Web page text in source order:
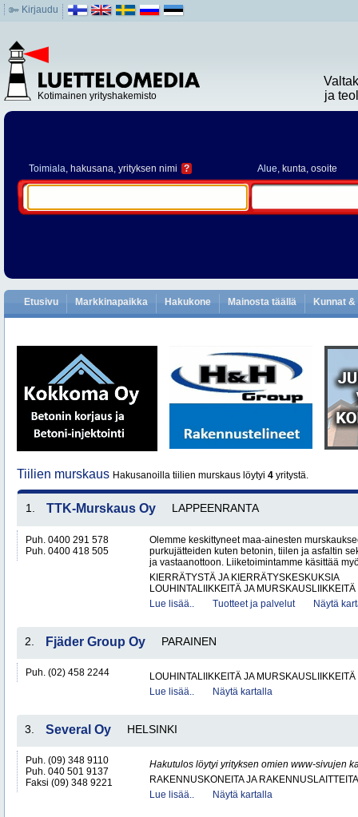
Kirjaudu
Kotimainen yrityshakemisto
ja
Toimiala, hakusana, yrityksen nimi ? Alue, kunta, osoite
Etusivu Markkinapaikka Hakukone Mainosta täällä Kunnat
Tiilien murskaus Hakusanoilla tiilien murskaus löytyi 4 yritystä.
1. TTK-Murskaus Oy LAPPEENRANTA
Puh. 0400 291 578
Puh. 0400 418 505
Olemme keskittyneet maa-ainesten
purkujätteiden kuten betonin, tiilen ja asfaltin
ja vastaanottoon. Liiketoimintamme käsittää
KIERRÄTYSTÄ JA KIERRÄTYSKESKUKSIA
LOUHINTALIIKKEITÄ JA MURSKAUSLIIKKEITÄ
Lue lisää..
Tuotteet ja palvelut Näytä
2. Fjäder Group Oy PARAINEN
Puh. (02) 458 2244
LOUHINTALIIKKEITÄ JA MURSKAUSLIIKKEITÄ
Lue lisää..
Näytä kartalla
3. Several Oy HELSINKI
Puh. (09) 348 9110
Puh. 040 501 9137
Faksi (09) 348 9221
Hakutulos löytyi yrityksen omien www-sivujen
RAKENNUSKONEITA JA RAKENNUSLAITTEITA
Lue lisää..
Näytä kartalla